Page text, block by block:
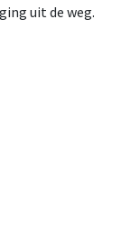
uit de weg.